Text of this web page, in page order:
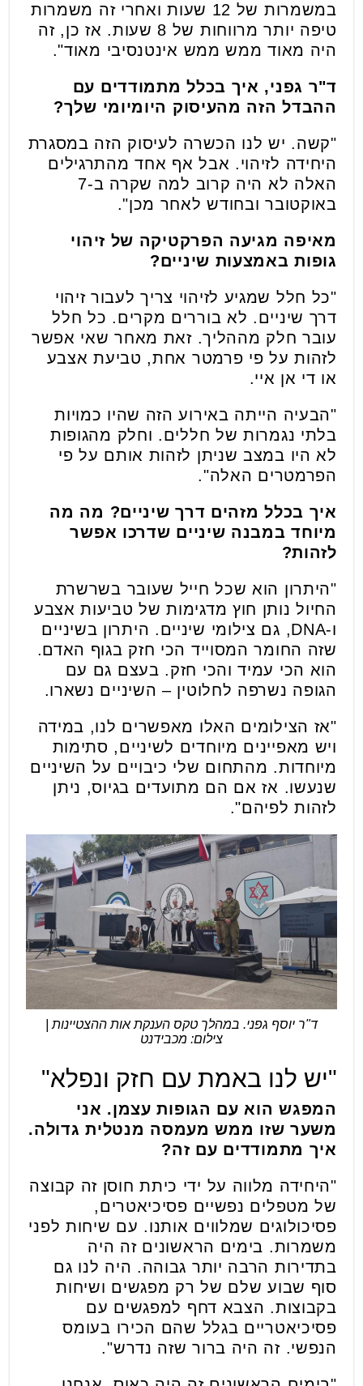
במשמרות של 12 שעות ואחרי זה משמרות
טיפה יותר מרווחות של 8 שעות. אז כן, זה
היה מאוד ממש ממש אינטנסיבי מאוד".
ד"ר גפני, איך בכלל מתמודדים עם
ההבדל הזה מהעיסוק היומיומי שלך?
"קשה. יש לנו הכשרה לעיסוק הזה במסגרת
היחידה לזיהוי. אבל אף אחד מהתרגילים
האלה לא היה קרוב למה שקרה ב-7
באוקטובר ובחודש לאחר מכן".
מאיפה מגיעה הפרקטיקה של זיהוי
גופות באמצעות שיניים?
"כל חלל שמגיע לזיהוי צריך לעבור זיהוי
דרך שיניים. לא בוררים מקרים. כל חלל
עובר חלק מההליך. זאת מאחר שאי אפשר
לזהות על פי פרמטר אחת, טביעת אצבע
או די אן איי.
"הבעיה הייתה באירוע הזה שהיו כמויות
בלתי נגמרות של חללים. וחלק מהגופות
לא היו במצב שניתן לזהות אותם על פי
הפרמטרים האלה".
איך בכלל מזהים דרך שיניים? מה מה
מיוחד במבנה שיניים שדרכו אפשר
לזהות?
"היתרון הוא שכל חייל שעובר בשרשרת
החיול נותן חוץ מדגימות של טביעות אצבע
ו-DNA, גם צילומי שיניים. היתרון בשיניים
שזה החומר המסוייד הכי חזק בגוף האדם.
הוא הכי עמיד והכי חזק. בעצם גם עם
הגופה נשרפה לחלוטין – השיניים נשארו.
"אז הצילומים האלו מאפשרים לנו, במידה
ויש מאפיינים מיוחדים לשיניים, סתימות
מיוחדות. מהתחום שלי כיבויים על השיניים
שנעשו. אז אם הם מתועדים בגיוס, ניתן
לזהות לפיהם".
ד"ר יוסף גפני. במהלך טקס הענקת אות ההצטיינות |
צילום: מכבידנט
"יש לנו באמת עם חזק ונפלא"
המפגש הוא עם הגופות עצמן. אני
משער שזו ממש מעמסה מנטלית גדולה.
איך מתמודדים עם זה?
"היחידה מלווה על ידי כיתת חוסן זה קבוצה
של מטפלים נפשיים פסיכיאטרים,
פסיכולוגים שמלווים אותנו. עם שיחות לפני
משמרות. בימים הראשונים זה היה
בתדירות הרבה יותר גבוהה. היה לנו גם
סוף שבוע שלם של רק מפגשים ושיחות
בקבוצות. הצבא דחף למפגשים עם
פסיכיאטריים בגלל שהם הכירו בעומס
הנפשי. זה היה ברור שזה נדרש".